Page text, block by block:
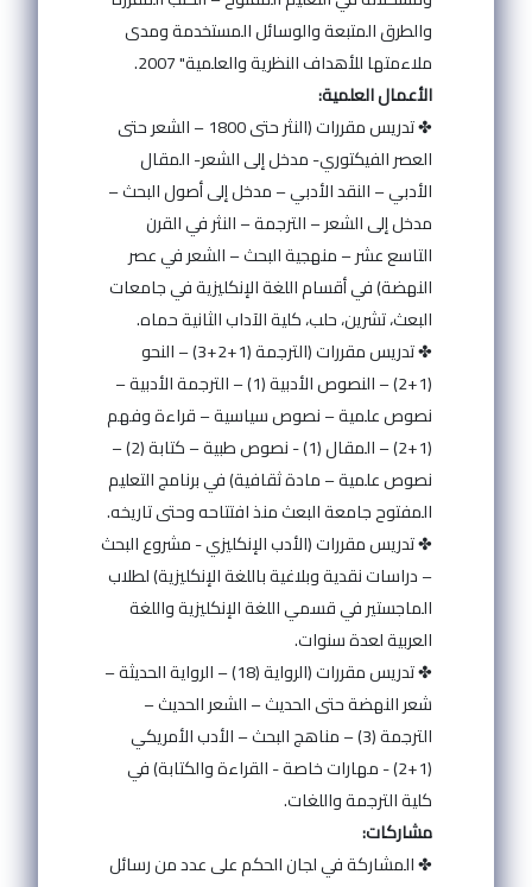
والطرق المتبعة والوسائل المستخدمة ومدى
ملاءمتها للأهداف النظرية والعلمية" 2007.
الأعمال العلمية:
✤ تدريس مقررات (النثر حتى 1800 – الشعر حتى
العصر الفيكتوري- مدخل إلى الشعر- المقال
الأدبي – النقد الأدبي – مدخل إلى أصول البحث –
مدخل إلى الشعر – الترجمة – النثر في القرن
التاسع عشر – منهجية البحث – الشعر في عصر
النهضة) في أقسام اللغة الإنكليزية في جامعات
البعث، تشرين، حلب، كلية الآداب الثانية حماه.
✤ تدريس مقررات (الترجمة (1+2+3) – النحو
(1+2) – النصوص الأدبية (1) – الترجمة الأدبية –
نصوص علمية – نصوص سياسية – قراءة وفهم
(1+2) – المقال (1) - نصوص طبية – كتابة (2) –
نصوص علمية – مادة ثقافية) في برنامج التعليم
المفتوح جامعة البعث منذ افتتاحه وحتى تاريخه.
✤ تدريس مقررات (الأدب الإنكليزي - مشروع البحث
– دراسات نقدية وبلاغية باللغة الإنكليزية) لطلاب
الماجستير في قسمي اللغة الإنكليزية واللغة
العربية لعدة سنوات.
✤ تدريس مقررات (الرواية (18) – الرواية الحديثة –
شعر النهضة حتى الحديث – الشعر الحديث –
الترجمة (3) – مناهج البحث – الأدب الأمريكي
(1+2) - مهارات خاصة - القراءة والكتابة) في
كلية الترجمة واللغات.
مشاركات:
✤ المشاركة في لجان الحكم على عدد من رسائل